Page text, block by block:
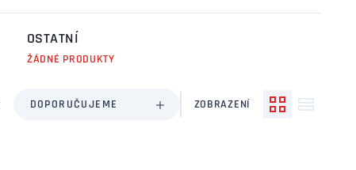
OSTATNÍ
ŽÁDNÉ PRODUKTY
DOPORUČUJEME ZOBRAZENÍ